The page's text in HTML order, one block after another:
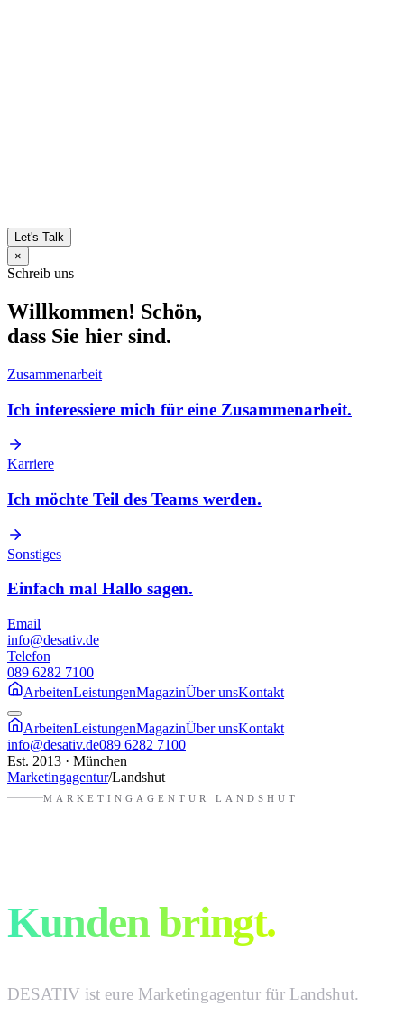
Let's Talk
×
Schreib uns
Willkommen! Schön,
dass Sie hier sind.
Zusammenarbeit
Ich interessiere mich für eine Zusammenarbeit.
Karriere
Ich möchte Teil des Teams werden.
Sonstiges
Einfach mal Hallo sagen.
Email
info@desativ.de
Telefon
089 6282 7100
ArbeitenLeistungenMagazinÜber unsKontakt
ArbeitenLeistungenMagazinÜber unsKontakt
info@desativ.de089 6282 7100
Est. 2013 · München
Marketingagentur/Landshut
MARKETINGAGENTUR LANDSHUT
Kunden bringt.
DESATIV ist eure Marketingagentur für Landshut.